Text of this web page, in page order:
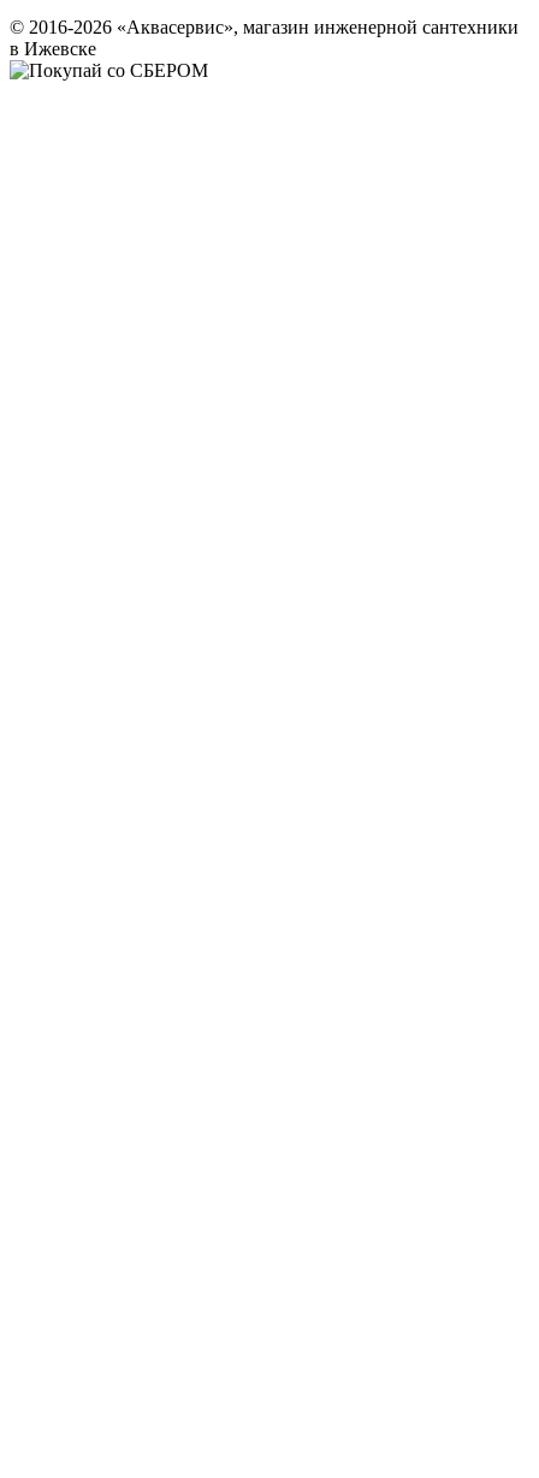
© 2016-2026 «Аквасервис», магазин инженерной сантехники
в Ижевске